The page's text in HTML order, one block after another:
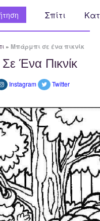
Σπίτι
» Μπάρμπι σε ένα πικνίκ
Ένα Πικνίκ
Instagram Twitter